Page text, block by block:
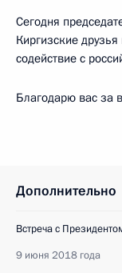
Сегодня
Киргизские
содействие с
Благодарю вас за
Дополнительно
Встреча с
9 июня 2018 года